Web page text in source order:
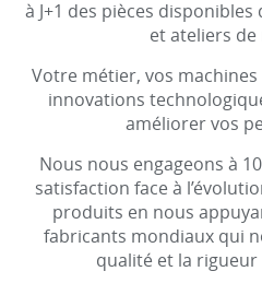
à J+1 des pièces
et ateliers
Votre métier, vos
innovations
améliorer vos
Nous nous engageons à
satisfaction face à
produits en nous
fabricants mondiaux qui
qualité et la rigueur